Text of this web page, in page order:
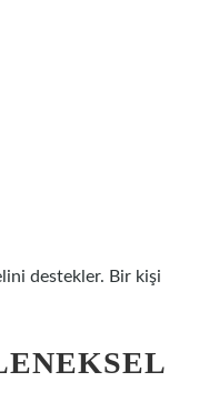
destekler. Bir kişi